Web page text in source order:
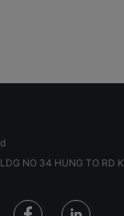
NO 34 HUNG TO RD